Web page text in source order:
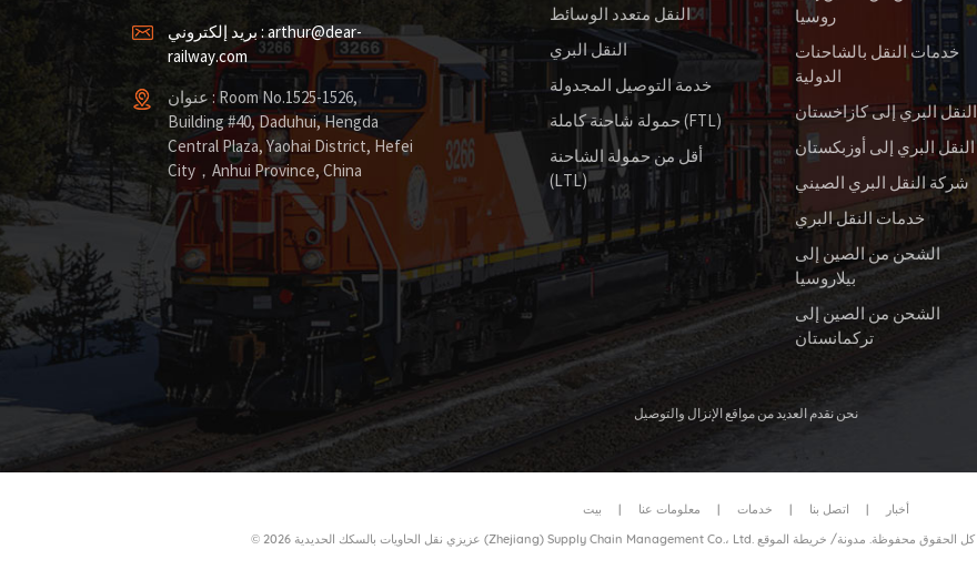
بريد إلكتروني : arthur@dear-
railway.com
عنوان : Room No.1525-1526,
Building #40, Daduhui, Hengda
Central Plaza, Yaohai District, Hefei
City，Anhui Province, China
النقل متعدد الوسائط
النقل البري
خدمة التوصيل المجدولة
حمولة شاحنة كاملة (FTL)
أقل من حمولة الشاحنة
(LTL)
روسيا
خدمات النقل بالشاحنات
الدولية
النقل البري إلى كازاخستان
النقل البري إلى أوزبكستان
شركة النقل البري الصيني
خدمات النقل البري
الشحن من الصين إلى
بيلاروسيا
الشحن من الصين إلى
تركمانستان
نحن نقدم العديد من مواقع الإنزال والتوصيل
بيت | معلومات عنا | خدمات | اتصل بنا |
أخبار
© 2026 عزيزي نقل الحاويات بالسكك الحديدية (Zhejiang) Supply Chain Management Co.، Ltd. كل الحقوق محفوظة. مدونة/ خريطة الموقع